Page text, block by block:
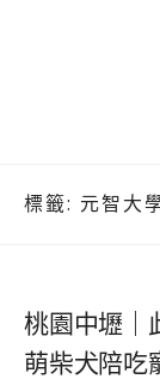
標籤: 元智大
桃園中壢｜
萌柴犬陪吃